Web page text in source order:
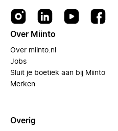
Over Miinto
Over miinto.nl
Jobs
Sluit je boetiek aan bij Miinto
Merken
Overig